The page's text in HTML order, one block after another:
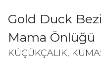
Gold Duck
Mama Önlüğü
KÜÇÜKÇALIK,